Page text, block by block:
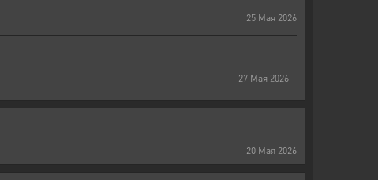
25 Мая 2026
27 Мая 2026
20 Мая 2026